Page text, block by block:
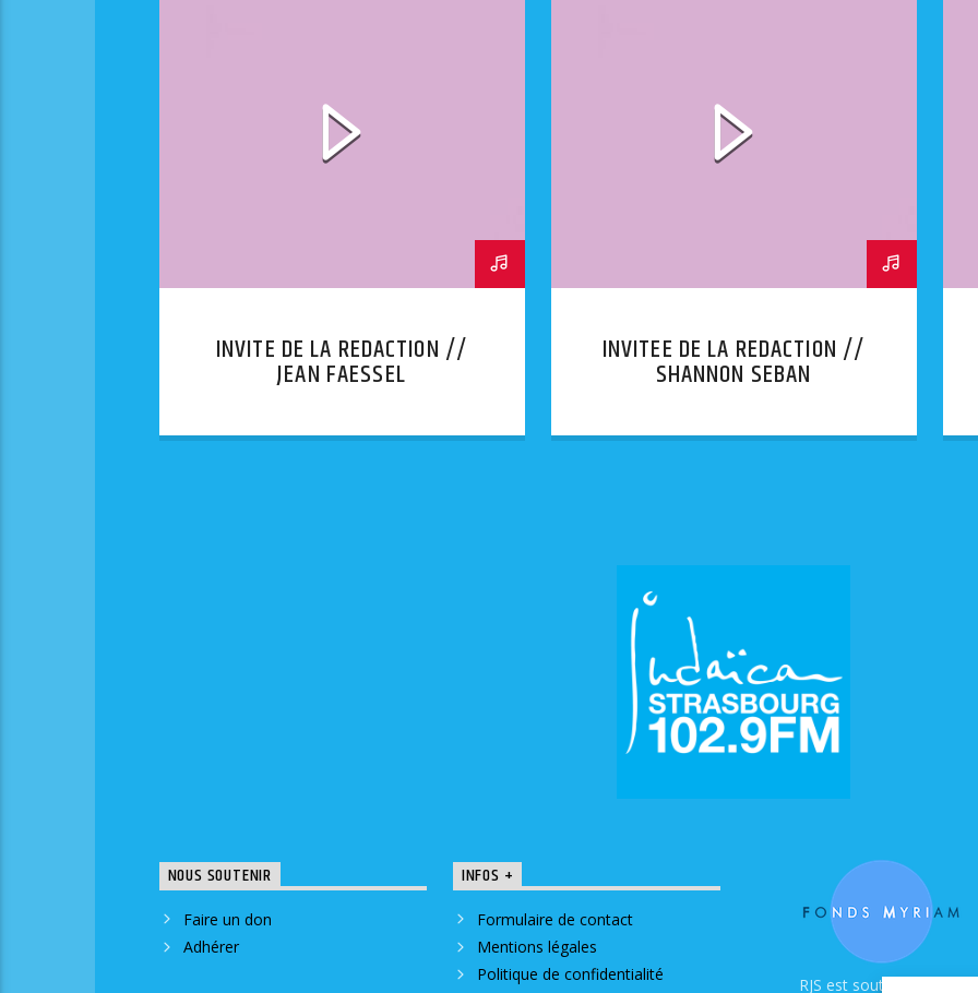
INVITE DE LA REDACTION //
JEAN FAESSEL
INVITEE DE LA REDACTION //
SHANNON SEBAN
NOUS SOUTENIR
Faire un don
Adhérer
INFOS +
Formulaire de contact
Mentions légales
Politique de confidentialité
RJS est soutenue par le